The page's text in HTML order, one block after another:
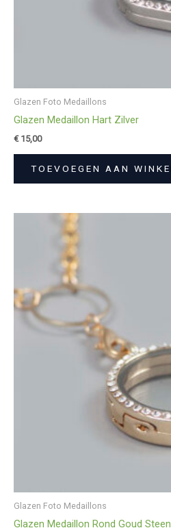
Glazen Foto Medaillons
Glazen Medaillon Hart Zilver
€15,00
TOEVOEGEN AAN
Glazen Foto Medaillons
Glazen Medaillon Rond Goud